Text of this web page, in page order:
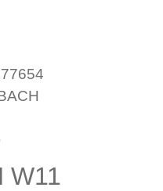
W11